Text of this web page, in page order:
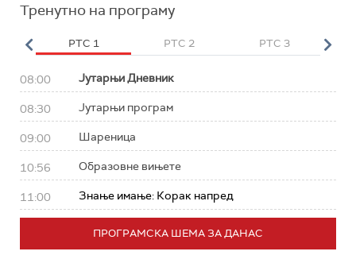
Тренутно на програму
РТС 1 РТС 2 РТС 3
08:00 Јутарњи Дневник
08:30 Јутарњи програм
09:00 Шареница
10:56 Образовне вињете
11:00 Знање имање: Корак напред
ПРОГРАМСКА ШЕМА ЗА ДАНАС